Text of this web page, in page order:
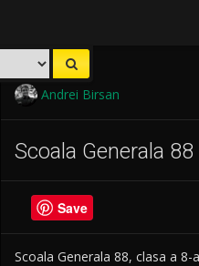
Andrei Birsan
Scoala Generala 88
Save
Scoala Generala 88, clasa a